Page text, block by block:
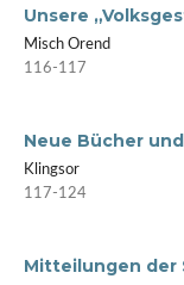
Unsere
Misch Orend
116-117
Neue Bücher
Klingsor
117-124
Mitteilungen